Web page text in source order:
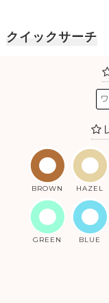
クイックサーチ
BROWN HAZEL
GREEN BLUE